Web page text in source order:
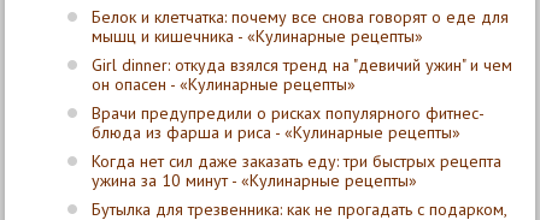
Белок и клетчатка: почему все снова говорят о еде для
мышц и кишечника - «Кулинарные рецепты»
Girl dinner: откуда взялся тренд на "девичий ужин" и чем
он опасен - «Кулинарные рецепты»
Врачи предупредили о рисках популярного фитнес-
блюда из фарша и риса - «Кулинарные рецепты»
Когда нет сил даже заказать еду: три быстрых рецепта
ужина за 10 минут - «Кулинарные рецепты»
Бутылка для трезвенника: как не прогадать с подарком,